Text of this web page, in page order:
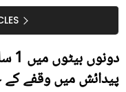
سستا اور قدرتی حل
پیدائش میں وقفے کے